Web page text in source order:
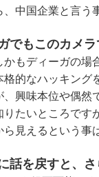
、中国企業と言う
でもこのカメラ
かもディーガの場
格的なハッキング
、興味本位や偶然
りたいところです
ら見えるという事
話を戻すと、